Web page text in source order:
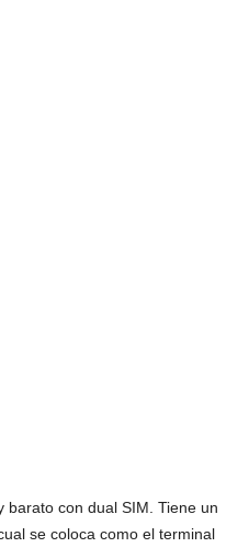
barato con dual SIM. Tiene un
se coloca como el terminal